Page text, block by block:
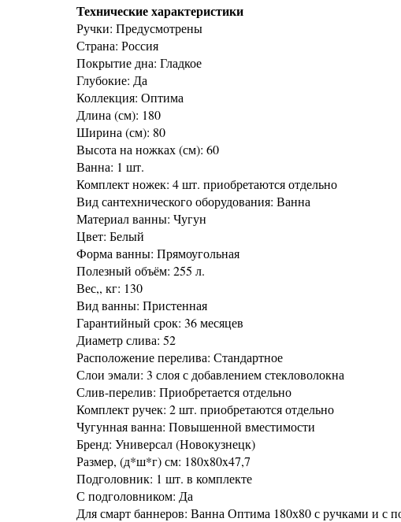
Технические характеристики
Ручки: Предусмотрены
Страна: Россия
Покрытие дна: Гладкое
Глубокие: Да
Коллекция: Оптима
Длина (см): 180
Ширина (см): 80
Высота на ножках (см): 60
Ванна: 1 шт.
Комплект ножек: 4 шт. приобретаются отдельно
Вид сантехнического оборудования: Ванна
Материал ванны: Чугун
Цвет: Белый
Форма ванны: Прямоугольная
Полезный объём: 255 л.
Вес,, кг: 130
Вид ванны: Пристенная
Гарантийный срок: 36 месяцев
Диаметр слива: 52
Расположение перелива: Стандартное
Слои эмали: 3 слоя с добавлением стекловолокна
Слив-перелив: Приобретается отдельно
Комплект ручек: 2 шт. приобретаются отдельно
Чугунная ванна: Повышенной вместимости
Бренд: Универсал (Новокузнецк)
Размер, (д*ш*г) см: 180x80x47,7
Подголовник: 1 шт. в комплекте
С подголовником: Да
Для смарт баннеров: Ванна Оптима 180х80 с ручками и с